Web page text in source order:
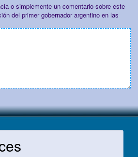
luego de ser arrestado por USA?
o simplemente un comentario sobre este
del primer gobernador argentino en las